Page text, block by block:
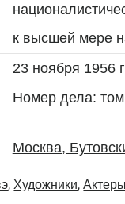
к высшей мере
23 ноября 1956
Номер дела:
Москва,
, Художники,Актеры